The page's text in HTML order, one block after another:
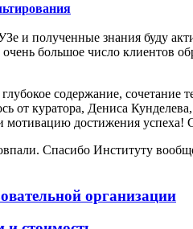
и полученные знания буду
очень большое число клиентов
содержание,
от куратора, Дениса
мотивацию достижения успеха!
Спасибо Институту
организации